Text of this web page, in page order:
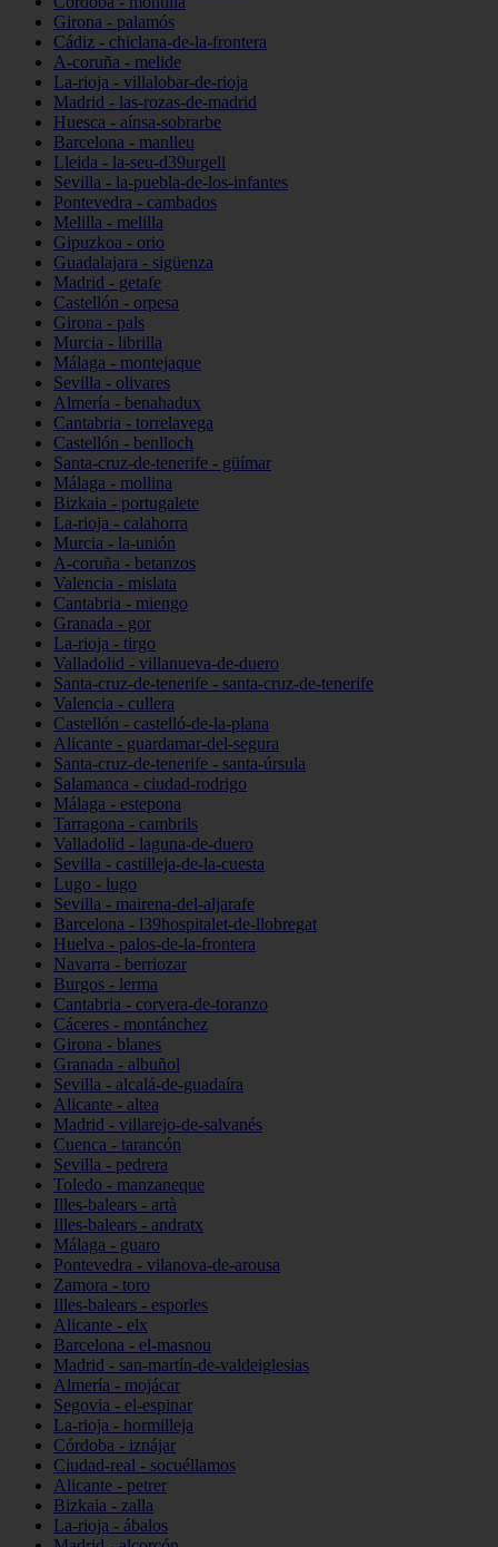
Girona - palamós
Cádiz - chiclana-de-la-frontera
A-coruña - melide
La-rioja - villalobar-de-rioja
Madrid - las-rozas-de-madrid
Huesca - aínsa-sobrarbe
Barcelona - manlleu
Lleida - la-seu-d39urgell
Sevilla - la-puebla-de-los-infantes
Pontevedra - cambados
Melilla - melilla
Gipuzkoa - orio
Guadalajara - sigüenza
Madrid - getafe
Castellón - orpesa
Girona - pals
Murcia - librilla
Málaga - montejaque
Sevilla - olivares
Almería - benahadux
Cantabria - torrelavega
Castellón - benlloch
Santa-cruz-de-tenerife - güímar
Málaga - mollina
Bizkaia - portugalete
La-rioja - calahorra
Murcia - la-unión
A-coruña - betanzos
Valencia - mislata
Cantabria - miengo
Granada - gor
La-rioja - tirgo
Valladolid - villanueva-de-duero
Santa-cruz-de-tenerife - santa-cruz-de-tenerife
Valencia - cullera
Castellón - castelló-de-la-plana
Alicante - guardamar-del-segura
Santa-cruz-de-tenerife - santa-úrsula
Salamanca - ciudad-rodrigo
Málaga - estepona
Tarragona - cambrils
Valladolid - laguna-de-duero
Sevilla - castilleja-de-la-cuesta
Lugo - lugo
Sevilla - mairena-del-aljarafe
Barcelona - l39hospitalet-de-llobregat
Huelva - palos-de-la-frontera
Navarra - berriozar
Burgos - lerma
Cantabria - corvera-de-toranzo
Cáceres - montánchez
Girona - blanes
Granada - albuñol
Sevilla - alcalá-de-guadaíra
Alicante - altea
Madrid - villarejo-de-salvanés
Cuenca - tarancón
Sevilla - pedrera
Toledo - manzaneque
Illes-balears - artà
Illes-balears - andratx
Málaga - guaro
Pontevedra - vilanova-de-arousa
Zamora - toro
Illes-balears - esporles
Alicante - elx
Barcelona - el-masnou
Madrid - san-martín-de-valdeiglesias
Almería - mojácar
Segovia - el-espinar
La-rioja - hormilleja
Córdoba - iznájar
Ciudad-real - socuéllamos
Alicante - petrer
Bizkaia - zalla
La-rioja - ábalos